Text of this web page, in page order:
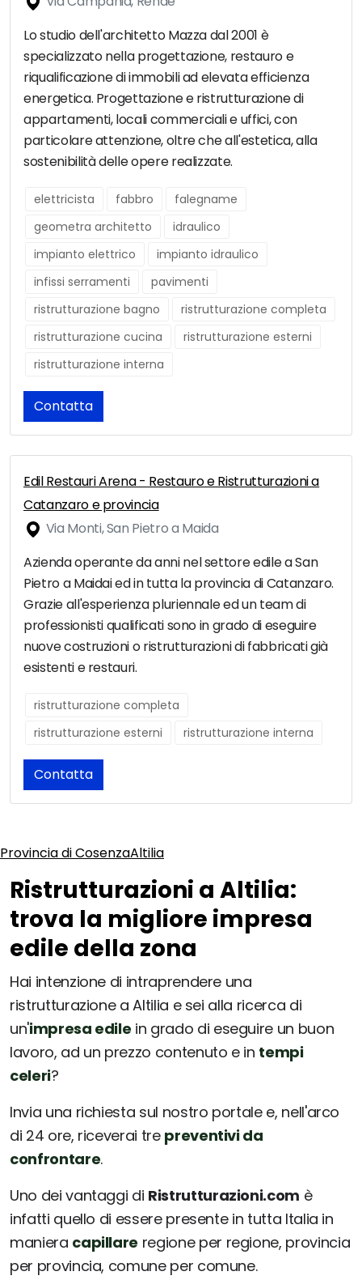
Lo studio dell'architetto Mazza dal 2001 è
specializzato nella progettazione, restauro e
riqualificazione di immobili ad elevata efficienza
energetica. Progettazione e ristrutturazione di
appartamenti, locali commerciali e uffici, con
particolare attenzione, oltre che all'estetica, alla
sostenibilità delle opere realizzate.
elettricista fabbro
falegname
geometra architetto
idraulico
impianto elettrico
impianto idraulico
infissi serramenti
pavimenti
ristrutturazione bagno
ristrutturazione completa
ristrutturazione cucina
ristrutturazione esterni
ristrutturazione interna
Contatta
Edil Restauri Arena - Restauro e Ristrutturazioni a
Catanzaro e provincia
Via Monti, San Pietro a Maida
Azienda operante da anni nel settore edile a San
Pietro a Maidai ed in tutta la provincia di Catanzaro.
Grazie all'esperienza pluriennale ed un team di
professionisti qualificati sono in grado di eseguire
nuove costruzioni o ristrutturazioni di fabbricati già
esistenti e restauri.
ristrutturazione completa
ristrutturazione esterni
ristrutturazione interna
Contatta
Provincia di CosenzaAltilia
Ristrutturazioni a Altilia:
trova la migliore impresa
edile della zona
Hai intenzione di intraprendere una
ristrutturazione a Altilia e sei alla ricerca di
un'impresa edile in grado di eseguire un buon
lavoro, ad un prezzo contenuto e in tempi
celeri?
Invia una richiesta sul nostro portale e, nell'arco
di 24 ore, riceverai tre preventivi da
confrontare.
Uno dei vantaggi di Ristrutturazioni.com è
infatti quello di essere presente in tutta Italia in
maniera capillare regione per regione, provincia
per provincia, comune per comune.